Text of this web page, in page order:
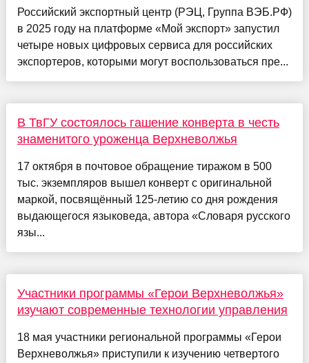
Российский экспортный центр (РЭЦ, Группа ВЭБ.РФ)
в 2025 году на платформе «Мой экспорт» запустил
четыре новых цифровых сервиса для российских
экспортеров, которыми могут воспользоваться пре...
В ТвГУ состоялось гашение конверта в честь
знаменитого уроженца Верхневолжья
17 октября в почтовое обращение тиражом в 500
тыс. экземпляров вышел конверт с оригинальной
маркой, посвящённый 125-летию со дня рождения
выдающегося языковеда, автора «Словаря русского
язы...
Участники программы «Герои Верхневолжья»
изучают современные технологии управления
18 мая участники региональной программы «Герои
Верхневолжья» приступили к изучению четвертого